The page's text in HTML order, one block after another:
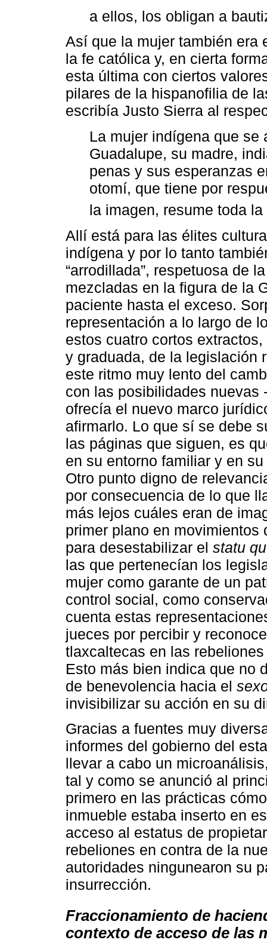
a ellos, los obligan a
Así que la mujer también era
la fe católica y, en cierta
esta última con ciertos
pilares de la hispanofilia de
escribía Justo Sierra al
La mujer indígena que se
Guadalupe, su madre,
penas y sus esperanzas
otomí, que tiene por
la imagen, resume toda
Allí está para las élites
indígena y por lo tanto
“arrodillada”, respetuosa de
mezcladas en la figura de la
paciente hasta el exceso.
representación a lo largo de
estos cuatro cortos
y graduada, de la legislación
este ritmo muy lento del
con las posibilidades nuevas
ofrecía el nuevo marco
afirmarlo. Lo que sí se debe
las páginas que siguen, es
en su entorno familiar y en
Otro punto digno de
por consecuencia de lo que
más lejos cuáles eran de
primer plano en
para desestabilizar el statu
las que pertenecían los
mujer como garante de un
control social, como
cuenta estas
jueces por percibir y
tlaxcaltecas en las
Esto más bien indica que no
de benevolencia hacia el
invisibilizar su acción en su
Gracias a fuentes muy
informes del gobierno del
llevar a cabo un
tal y como se anunció al
primero en las prácticas
inmueble estaba inserto en
acceso al estatus de
rebeliones en contra de la
autoridades ningunearon su
insurrección.
Fraccionamiento de
contexto de acceso de las